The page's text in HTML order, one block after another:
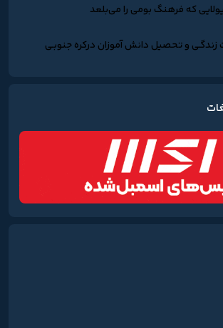
که فرهنگ بومی را می‌بلعد
و تحصیل دانش آموزان درکره جنوبـی